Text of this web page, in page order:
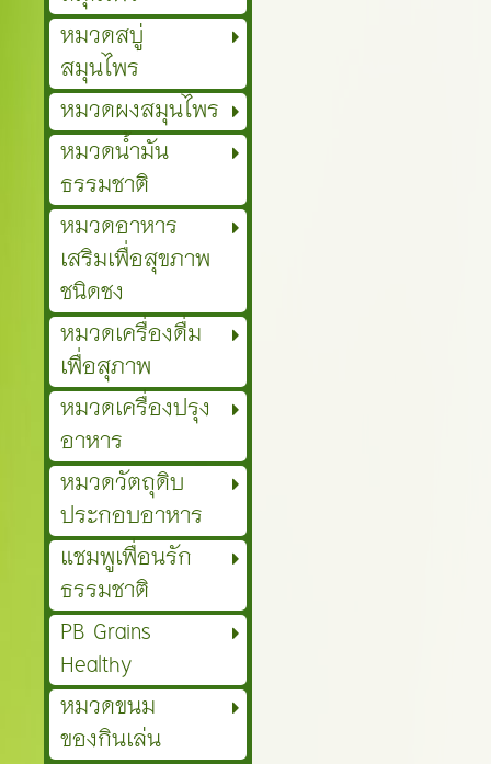
หมวดสบู่
สมุนไพร
หมวดผงสมุนไพร
หมวดน้ำมัน
ธรรมชาติ
หมวดอาหาร
เสริมเพื่อสุขภาพ
ชนิดชง
หมวดเครื่องดื่ม
เพื่อสุภาพ
หมวดเครื่องปรุง
อาหาร
หมวดวัตถุดิบ
ประกอบอาหาร
แชมพูเพื่อนรัก
ธรรมชาติ
PB Grains
Healthy
หมวดขนม
ของกินเล่น